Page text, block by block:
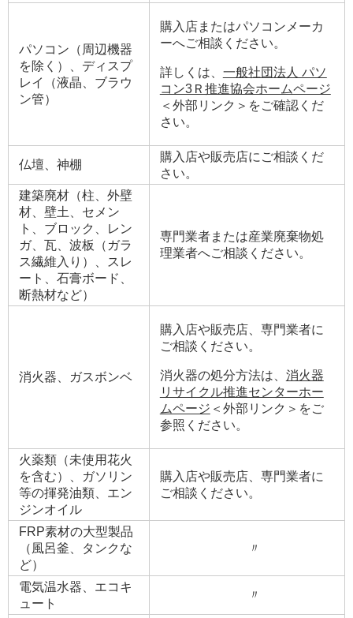
パソコン（周辺機器
を除く）、ディスプ
レイ（液晶、ブラウ
ン管）
購入店またはパソコンメーカ
ーへご相談ください。
詳しくは、 一般社団法人 パソ
コン3Ｒ推進協会ホームページ
＜外部リンク＞ をご確認くだ
さい。
仏壇、神棚
購入店や販売店にご相談くだ
さい。
建築廃材（柱、外壁
材、壁土、セメン
ト、ブロック、レン
ガ、瓦、波板（ガラ
ス繊維入り）、スレ
ート、石膏ボード、
断熱材など）
専門業者または産業廃棄物処
理業者へご相談ください。
消火器、ガスボンベ
購入店や販売店、専門業者に
ご相談ください。
消火器の処分方法は、 消火器
リサイクル推進センターホー
ムページ ＜外部リンク＞ をご
参照ください。
火薬類（未使用花火
を含む）、ガソリン
等の揮発油類、エン
ジンオイル
購入店や販売店、専門業者に
ご相談ください。
FRP素材の大型製品
（風呂釜、タンクな
ど）
〃
電気温水器、エコキ
ュート
〃